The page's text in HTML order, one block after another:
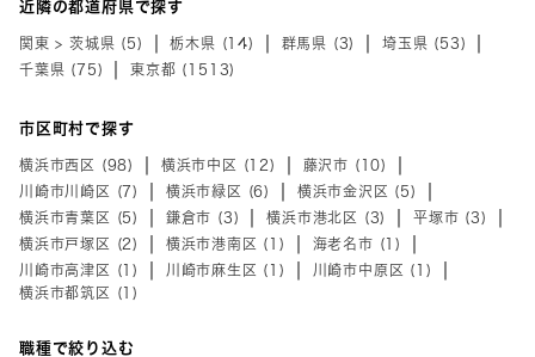
近隣の都道府県で探す
関東 > 茨城県 (5) 栃木県 (14) 群馬県 (3)
埼玉県 (53)
千葉県 (75)
東京都 (1513)
市区町村で探す
横浜市西区 (98) 横浜市中区 (12)
藤沢市 (10)
川崎市川崎区 (7)
横浜市緑区 (6)
横浜市金沢区 (5)
横浜市青葉区 (5)
鎌倉市 (3) 横浜市港北区 (3)
平塚市 (3)
横浜市戸塚区 (2)
横浜市港南区 (1)
海老名市 (1)
川崎市高津区 (1)
川崎市麻生区 (1)
川崎市中原区 (1)
横浜市都筑区 (1)
職種で絞り込む